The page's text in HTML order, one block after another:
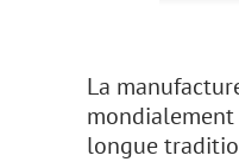
La
longue